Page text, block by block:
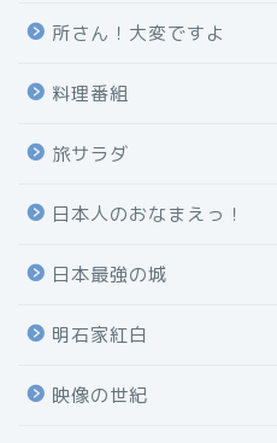
所さん！大変ですよ
料理番組
旅サラダ
日本人のおなまえっ！
日本最強の城
明石家紅白
映像の世紀